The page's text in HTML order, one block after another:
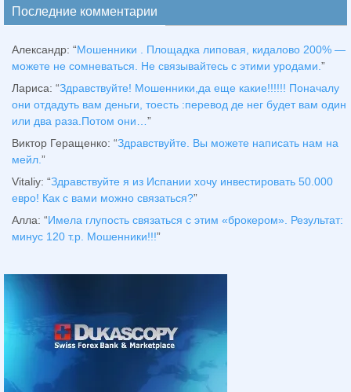
Последние комментарии
Александр: “Мошенники . Площадка липовая, кидалово 200% —
можете не сомневаться. Не связывайтесь с этими уродами. ”
Лариса: “Здравствуйтe! Мошенники,да еще какие!!!!!! Поначалу
они отдадуть вам деньги, тоесть :перевод де нег будет вам один
или два раза.Потом они… ”
Виктор Геращенко: “Здравствуйте. Вы можете написать нам на
мейл. ”
Vitaliy: “Здравствуйте я из Испании хочу инвестировать 50.000
евро! Как с вами можно связаться?”
Алла: “Имела глупость связаться с этим «брокером». Результат:
минус 120 т.р. Мошенники!!!”